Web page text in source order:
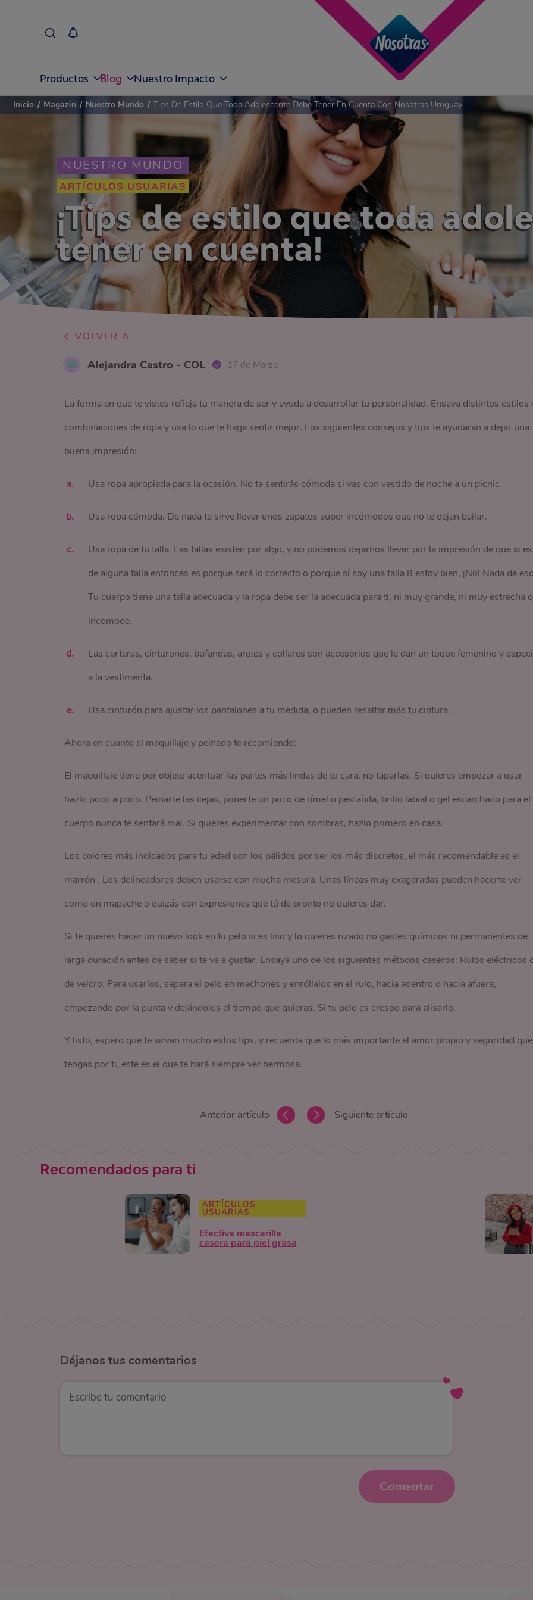
Productos Blog Nuestro Impacto
NUESTRO MUNDO
ARTÍCULOS USUARIAS
¡Tips de estilo que toda
tener en cuenta!
Inicio / Magazin / Nuestro Mundo / Tips De Estilo Que Toda Adolescente Debe Tener En Cuenta Con Nosotras Uruguay
VOLVER A
Alejandra Castro - COL 17 de Marzo
La forma en que te vistes refleja tu manera de ser y ayuda a desarrollar tu personalidad. Ensaya distintos estilos
combinaciones de ropa y usa lo que te haga sentir mejor. Los siguientes consejos y tips te ayudarán a dejar una
buena impresión:
Usa ropa apropiada para la ocasión. No te sentirás cómoda si vas con vestido de noche a un picnic.
Usa ropa cómoda. De nada te sirve llevar unos zapatos super incómodos que no te dejan bailar.
Usa ropa de tu talla: Las tallas existen por algo, y no podemos dejarnos llevar por la impresión de que si es
de alguna talla entonces es porque será lo correcto o porque sí soy una talla 8 estoy bien, ¡No! Nada de
Tu cuerpo tiene una talla adecuada y la ropa debe ser la adecuada para ti, ni muy grande, ni muy estrecha
incomode.
Las carteras, cinturones, bufandas, aretes y collares son accesorios que le dan un toque femenino y
a la vestimenta.
Usa cinturón para ajustar los pantalones a tu medida, o pueden resaltar más tu cintura.
Ahora en cuanto al maquillaje y peinado te recomiendo:
El maquillaje tiene por objeto acentuar las partes más lindas de tu cara, no taparlas. Si quieres empezar a usar
hazlo poco a poco. Peinarte las cejas, ponerte un poco de rímel o pestañita, brillo labial o gel escarchado para el
cuerpo nunca te sentará mal. Si quieres experimentar con sombras, hazlo primero en casa.
Los colores más indicados para tu edad son los pálidos por ser los más discretos, el más recomendable es el
marrón . Los delineadores deben usarse con mucha mesura. Unas líneas muy exageradas pueden hacerte ver
como un mapache o quizás con expresiones que tú de pronto no quieres dar.
Si te quieres hacer un nuevo look en tu pelo si es liso y lo quieres rizado no gastes químicos ni permanentes de
larga duración antes de saber si te va a gustar. Ensaya uno de los siguientes métodos caseros: Rulos eléctricos
de velcro. Para usarlos, separa el pelo en mechones y enróllalos en el rulo, hacia adentro o hacia afuera,
empezando por la punta y dejándolos el tiempo que quieras. Si tu pelo es crespo para alisarlo.
Y listo, espero que te sirvan mucho estos tips, y recuerda que lo más importante el amor propio y seguridad que
tengas por ti, este es el que te hará siempre ver hermosa.
Anterior artículo Siguiente artículo
Recomendados para ti
ARTÍCULOS
USUARIAS
Efectiva mascarilla
casera para piel grasa
Déjanos tus comentarios
Comentar